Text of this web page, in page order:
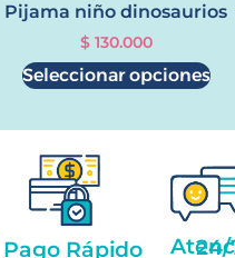
Pijama niño dinosaurios
$130.000
Seleccionar opciones
Pago Rápido Atención